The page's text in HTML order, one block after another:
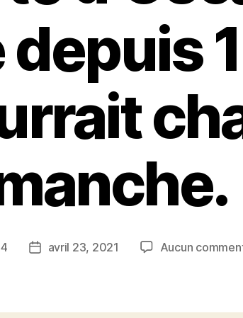
depuis
Dateavril 23, 2021 Aucun